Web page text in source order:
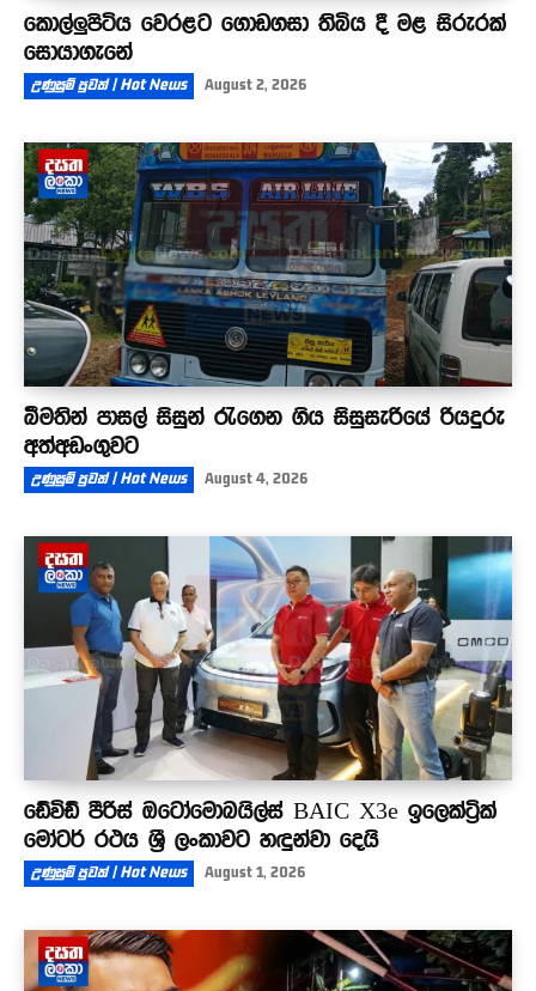
කොල්ලුපිටිය වෙරළට ගොඩගසා තිබිය දී මළ සිරුරක්
සොයාගැනේ
උණුසුම් පුවත් | Hot News August 2, 2026
බීමතින් පාසල් සිසුන් රැගෙන ගිය සිසුසැරියේ රියදුරු
අත්අඩංගුවට
උණුසුම් පුවත් | Hot News August 4, 2026
ඩේවිඩ් පීරිස් ඔටෝමොබයිල්ස් BAIC X3e ඉලෙක්ට්‍රික්
මෝටර් රථය ශ්‍රී ලංකාවට හඳුන්වා දෙයි
උණුසුම් පුවත් | Hot News August 1, 2026